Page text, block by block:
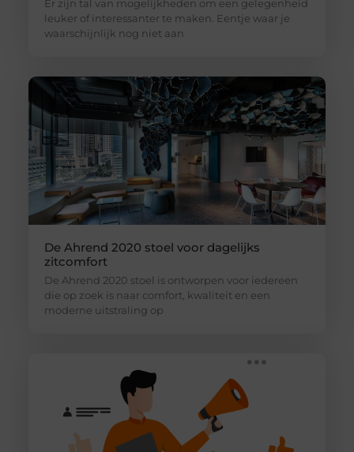
Er zijn tal van mogelijkheden om een gelegenheid
leuker of interessanter te maken. Eentje waar je
waarschijnlijk nog niet aan
De Ahrend 2020 stoel voor dagelijks
zitcomfort
De Ahrend 2020 stoel is ontworpen voor iedereen
die op zoek is naar comfort, kwaliteit en een
moderne uitstraling op